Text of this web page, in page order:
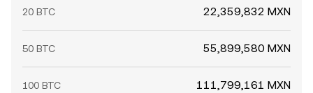
20 BTC 22,359,832 MXN
50 BTC 55,899,580 MXN
100 BTC 111,799,161 MXN